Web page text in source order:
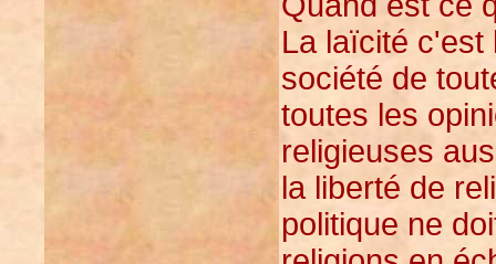
La laïcité c'est
société de
toutes les
religieuses
la liberté de
politique ne